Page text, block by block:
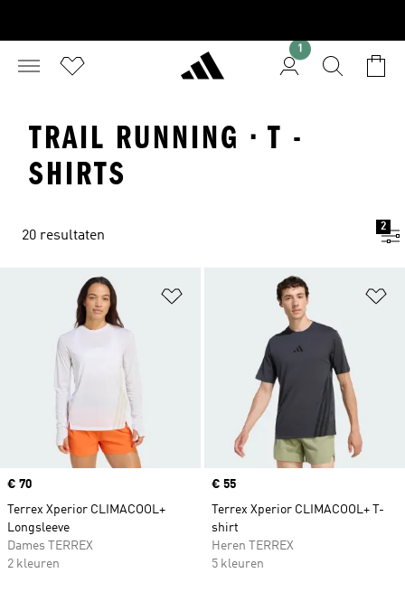
1
TRAIL RUNNING · T -
SHIRTS
20 resultaten
2
Op verlanglijst zetten
Price
€ 70
Terrex Xperior CLIMACOOL+
Longsleeve
Dames TERREX
2 kleuren
Price
€ 55
Terrex Xperior CLIMACOOL+ T-
shirt
Heren TERREX
5 kleuren